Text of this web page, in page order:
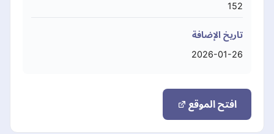
152
تاريخ الإضافة
2026-01-26
افتح الموقع